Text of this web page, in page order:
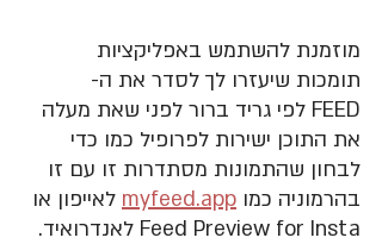
מוזמנת להשתמש באפליקציות
תומכות שיעזרו לך לסדר את ה-
FEED לפי גריד ברור לפני שאת מעלה
את התוכן ישירות לפרופיל כמו כדי
לבחון שהתמונות מסתדרות זו עם זו
בהרמוניה כמו myfeed.app לאייפון או
Feed Preview for Insta לאנדרואיד.